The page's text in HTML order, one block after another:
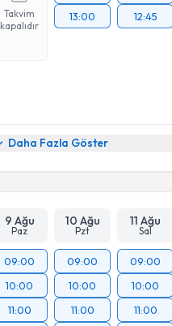
Takvim
kapalıdır
13:00
12:45
Daha Fazla Göster
9 Ağu
Paz
10 Ağu
Pzt
11 Ağu
Sal
09:00
10:00
11:00
09:00
10:00
11:00
09:00
10:00
11:00